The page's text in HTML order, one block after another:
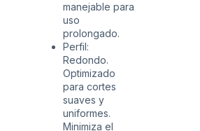
manejable para
uso
prolongado.
Perfil:
Redondo.
Optimizado
para cortes
suaves y
uniformes.
Minimiza el